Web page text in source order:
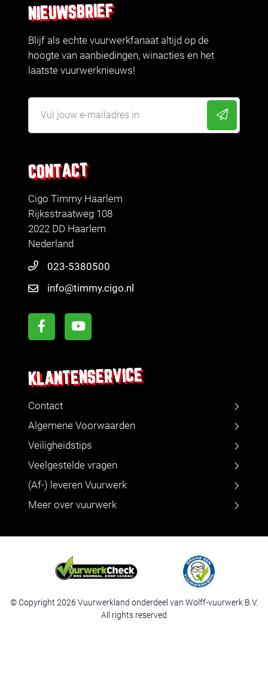
CONTACT
Cigo Timmy Haarlem
Rijksstraatweg 108
2022 DD Haarlem
Nederland
023-5380500
info@timmy.cigo.nl
KLANTENSERVICE
Contact
Algemene Voorwaarden
Veiligheidstips
Veelgestelde vragen
(Af-) leveren Vuurwerk
Meer over vuurwerk
NIEUWSBRIEF
Blijf als echte vuurwerkfanaat altijd op de
hoogte van aanbiedingen, winacties en het
laatste vuurwerknieuws!
© Copyright 2026 Vuurwerkland onderdeel van Wolff-vuurwerk B.V.
All rights reserved